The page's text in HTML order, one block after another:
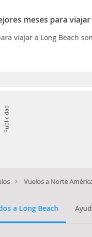
meses para viajar
viajar a Long Beach
Publicidad
Vuelos a Norte
a Long Beach